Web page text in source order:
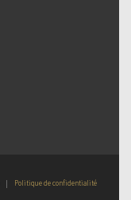
| Politique de confidentialité